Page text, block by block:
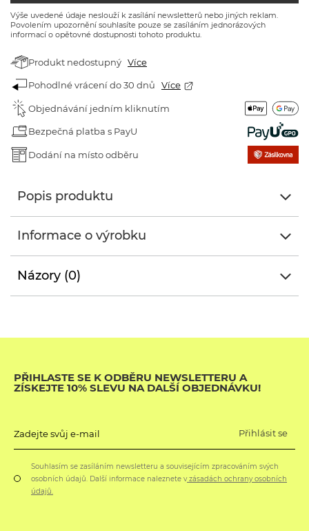
Výše uvedené údaje neslouží k zasílání newsletterů nebo jiných reklam.
Povolením upozornění souhlasíte pouze se zasíláním jednorázových
informací o opětovné dostupnosti tohoto produktu.
Produkt nedostupný Více
Pohodlné vrácení do 30 dnů Více
Objednávání jedním kliknutím
Bezpečná platba s PayU
Dodání na místo odběru
Popis produktu
Informace o výrobku
Názory (0)
PŘIHLASTE SE K ODBĚRU NEWSLETTERU A
ZÍSKEJTE 10% SLEVU NA DALŠÍ OBJEDNÁVKU!
Zadejte svůj e-mail Přihlásit se
Souhlasím se zasíláním newsletteru a souvisejícím zpracováním svých
osobních údajů. Další informace naleznete vzásadách ochrany osobních
údajů.